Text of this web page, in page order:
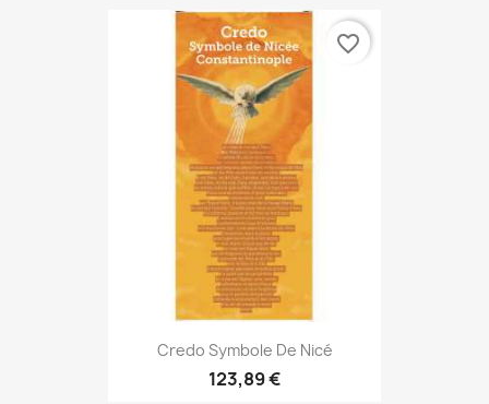
Credo Symbole De Nicé
123,89 €
favorite_border